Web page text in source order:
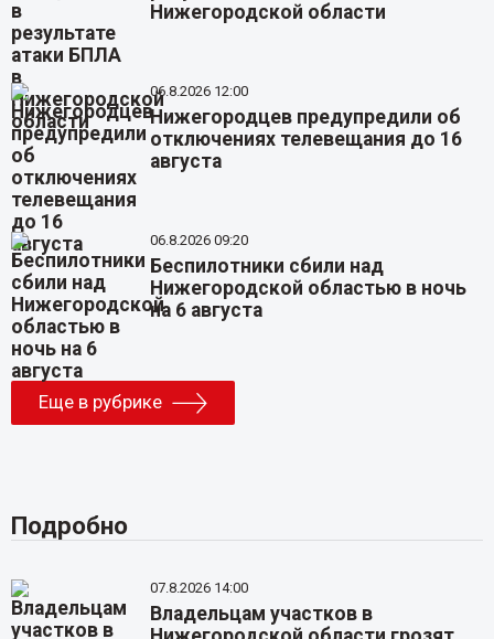
Нижегородской области
06.8.2026 12:00
Нижегородцев предупредили об
отключениях телевещания до 16
августа
06.8.2026 09:20
Беспилотники сбили над
Нижегородской областью в ночь
на 6 августа
Еще в рубрике
Подробно
07.8.2026 14:00
Владельцам участков в